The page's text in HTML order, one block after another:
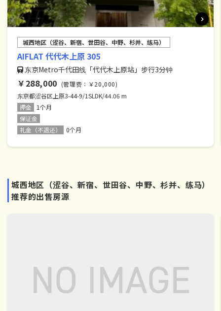
城西地区（涩谷、新宿、世田谷、中野、杉并、练马）
AIFLAT 代代木上原 305
东京Metro千代田线「代代木上原站」步行3分钟
￥288,000 (管理费：￥20,000)
东京都涩谷区上原3-44-9/1SLDK/44.06 m
押金
1个月
保证金
礼金（不退还）
0个月
城西地区（涩谷、新宿、世田谷、中野、杉并、练马）
推荐的出售房源